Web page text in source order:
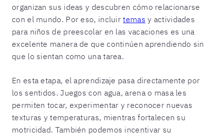
organizan sus ideas y descubren cómo relacionarse
con el mundo. Por eso, incluirtemas y actividades
para niños de preescolar en las vacaciones es una
excelente manera de que continúen aprendiendo sin
que lo sientan como una tarea.
En esta etapa, el aprendizaje pasa directamente por
los sentidos. Juegos con agua, arena o masa les
permiten tocar, experimentar y reconocer nuevas
texturas y temperaturas, mientras fortalecen su
motricidad. También podemos incentivar su